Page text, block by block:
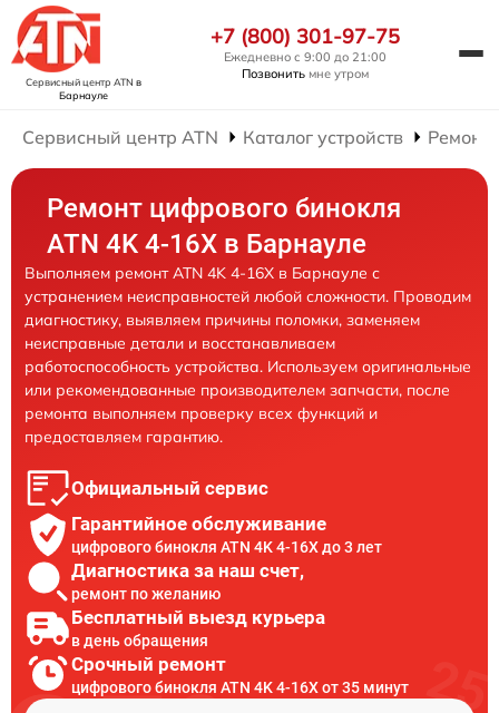
Сервисный центр ATN в
Барнауле
+7 (800) 301-97-75
Ежедневно с 9:00 до 21:00
Позвонить мне утром
Сервисный центр ATN Каталог устройств Ремонт
Ремонт цифрового бинокля
ATN 4K 4-16X в Барнауле
Выполняем ремонт ATN 4K 4-16X в Барнауле с
устранением неисправностей любой сложности. Проводим
диагностику, выявляем причины поломки, заменяем
неисправные детали и восстанавливаем
работоспособность устройства. Используем оригинальные
или рекомендованные производителем запчасти, после
ремонта выполняем проверку всех функций и
предоставляем гарантию.
Официальный сервис
Гарантийное обслуживание
цифрового бинокля ATN 4K 4-16X до 3 лет
Диагностика за наш счет,
ремонт по желанию
Бесплатный выезд курьера
в день обращения
Срочный ремонт
цифрового бинокля ATN 4K 4-16X от 35 минут